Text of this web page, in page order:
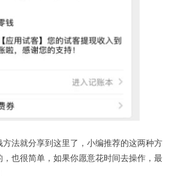
法就分享到这里了，小编推荐的这两种方
也很简单，如果你愿意花时间去操作，最